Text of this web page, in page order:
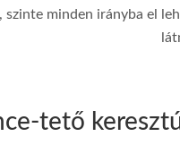
szinte minden irányba el
tető